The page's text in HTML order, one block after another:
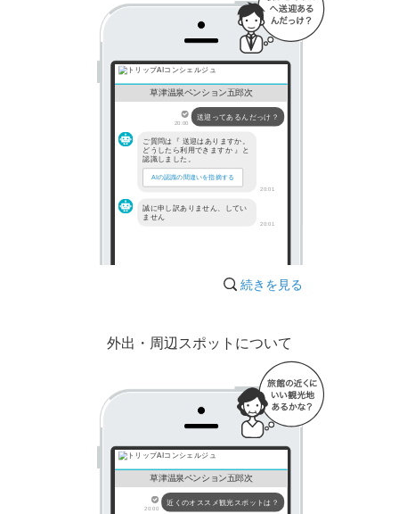
草津温泉ペンション五郎次
20:00
送迎ってあるんだっけ？
ご質問は『 送迎はありますか。
どうしたら利用できますか 』と
認識しました。
AIの認識の間違いを指摘する
20:01
誠に申し訳ありません、してい
ません
20:01
続きを見る
外出・周辺スポットについて
草津温泉ペンション五郎次
20:00
近くのオススメ観光スポットは？